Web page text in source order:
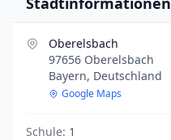
Oberelsbach
97656 Oberelsbach
Bayern, Deutschland
Google Maps
Schule: 1